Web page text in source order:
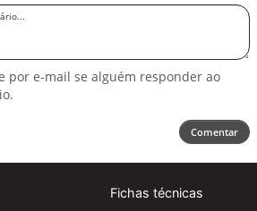
por e-mail se alguém responder ao
Comentar
Fichas técnicas